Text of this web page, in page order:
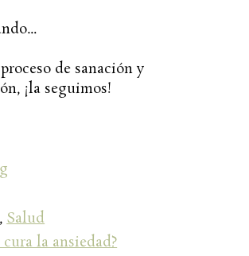
de sanación y
¡la seguimos!
,Salud
cura la ansiedad?